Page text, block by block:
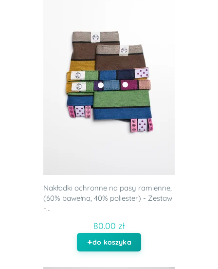
Nakładki ochronne na pasy ramienne,
(60% bawełna, 40% poliester) - Zestaw
-...
80.00 zł
do koszyka